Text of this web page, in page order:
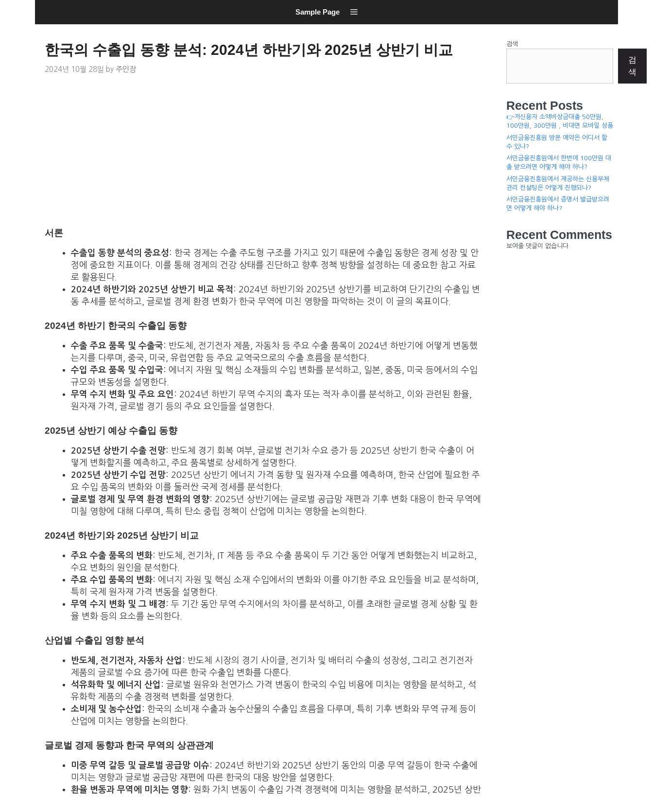
Sample Page
한국의 수출입 동향 분석: 2024년 하반기와 2025년 상반기 비교
2024년 10월 28일 by 주인장
서론
수출입 동향 분석의 중요성 : 한국 경제는 수출 주도형 구조를 가지고 있기 때문에 수출입 동향은 경제 성장 및 안
정에 중요한 지표이다. 이를 통해 경제의 건강 상태를 진단하고 향후 정책 방향을 설정하는 데 중요한 참고 자료
로 활용된다.
2024년 하반기와 2025년 상반기 비교 목적 : 2024년 하반기와 2025년 상반기를 비교하여 단기간의 수출입 변
동 추세를 분석하고, 글로벌 경제 환경 변화가 한국 무역에 미친 영향을 파악하는 것이 이 글의 목표이다.
2024년 하반기 한국의 수출입 동향
수출 주요 품목 및 수출국: 반도체, 전기전자 제품, 자동차 등 주요 수출 품목이 2024년 하반기에 어떻게 변동했
는지를 다루며, 중국, 미국, 유럽연합 등 주요 교역국으로의 수출 흐름을 분석한다.
수입 주요 품목 및 수입국: 에너지 자원 및 핵심 소재들의 수입 변화를 분석하고, 일본, 중동, 미국 등에서의 수입
규모와 변동성을 설명한다.
무역 수지 변화 및 주요 요인 : 2024년 하반기 무역 수지의 흑자 또는 적자 추이를 분석하고, 이와 관련된 환율,
원자재 가격, 글로벌 경기 등의 주요 요인들을 설명한다.
2025년 상반기 예상 수출입 동향
2025년 상반기 수출 전망: 반도체 경기 회복 여부, 글로벌 전기차 수요 증가 등 2025년 상반기 한국 수출이 어
떻게 변화할지를 예측하고, 주요 품목별로 상세하게 설명한다.
2025년 상반기 수입 전망: 2025년 상반기 에너지 가격 동향 및 원자재 수요를 예측하며, 한국 산업에 필요한 주
요 수입 품목의 변화와 이를 둘러싼 국제 정세를 분석한다.
글로벌 경제 및 무역 환경 변화의 영향: 2025년 상반기에는 글로벌 공급망 재편과 기후 변화 대응이 한국 무역에
미칠 영향에 대해 다루며, 특히 탄소 중립 정책이 산업에 미치는 영향을 논의한다.
2024년 하반기와 2025년 상반기 비교
주요 수출 품목의 변화: 반도체, 전기차, IT 제품 등 주요 수출 품목이 두 기간 동안 어떻게 변화했는지 비교하고,
수요 변화의 원인을 분석한다.
주요 수입 품목의 변화: 에너지 자원 및 핵심 소재 수입에서의 변화와 이를 야기한 주요 요인들을 비교 분석하며,
특히 국제 원자재 가격 변동을 설명한다.
무역 수지 변화 및 그 배경 : 두 기간 동안 무역 수지에서의 차이를 분석하고, 이를 초래한 글로벌 경제 상황 및 환
율 변화 등의 요소를 논의한다.
산업별 수출입 영향 분석
반도체, 전기전자, 자동차 산업 : 반도체 시장의 경기 사이클, 전기차 및 배터리 수출의 성장성, 그리고 전기전자
제품의 글로벌 수요 증가에 따른 한국 수출입 변화를 다룬다.
석유화학 및 에너지 산업 : 글로벌 원유와 천연가스 가격 변동이 한국의 수입 비용에 미치는 영향을 분석하고, 석
유화학 제품의 수출 경쟁력 변화를 설명한다.
소비재 및 농수산업 : 한국의 소비재 수출과 농수산물의 수출입 흐름을 다루며, 특히 기후 변화와 무역 규제 등이
산업에 미치는 영향을 논의한다.
글로벌 경제 동향과 한국 무역의 상관관계
미중 무역 갈등 및 글로벌 공급망 이슈: 2024년 하반기와 2025년 상반기 동안의 미중 무역 갈등이 한국 수출에
미치는 영향과 글로벌 공급망 재편에 따른 한국의 대응 방안을 설명한다.
환율 변동과 무역에 미치는 영향: 원화 가치 변동이 수출입 가격 경쟁력에 미치는 영향을 분석하고, 2025년 상반
검색
검
색
Recent Posts
👉저신용자 소액비상금대출 50만원,
100만원, 300만원 , 비대면 모바일 상품
서민금융진흥원 방문 예약은 어디서 할
수 있나?
서민금융진흥원에서 한번에 100만원 대
출 받으려면 어떻게 해야 하나?
서민금융진흥원에서 제공하는 신용부채
관리 컨설팅은 어떻게 진행되나?
서민금융진흥원에서 증명서 발급받으려
면 어떻게 해야 하나?
Recent Comments
보여줄 댓글이 없습니다.